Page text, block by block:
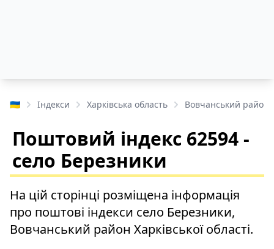
🇺🇦 Індекси Харківська область Вовчанський район
Поштовий індекс 62594 -
село Березники
На цій сторінці розміщена інформація
про поштові індекси село Березники,
Вовчанський район Харківської області.